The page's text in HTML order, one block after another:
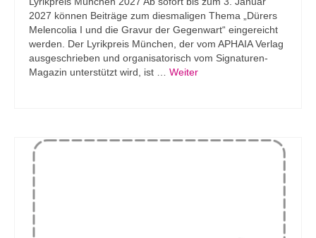
2027 können Beiträge zum diesmaligen Thema „Dürers
Melencolia I und die Gravur der Gegenwart“ eingereicht
werden. Der Lyrikpreis München, der vom APHAIA Verlag
ausgeschrieben und organisatorisch vom Signaturen-
Magazin unterstützt wird, ist … Weiter